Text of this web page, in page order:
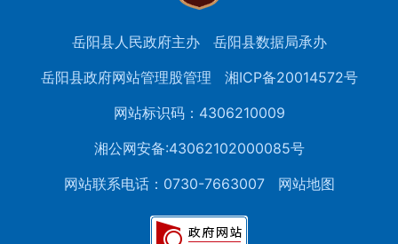
岳阳县人民政府主办
岳阳县数据局承办
岳阳县政府网站管理股管理
湘ICP备20014572号
网站标识码：4306210009
湘公网安备:43062102000085号
网站联系电话：0730-7663007
网站地图